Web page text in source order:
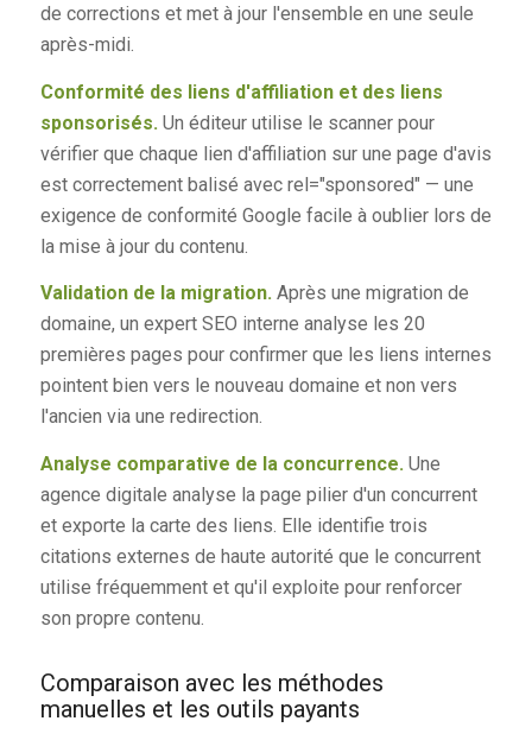
de corrections et met à jour l'ensemble en une seule
après-midi.
Conformité des liens d'affiliation et des liens
sponsorisés.Un éditeur utilise le scanner pour
vérifier que chaque lien d'affiliation sur une page d'avis
est correctement balisé avec rel="sponsored" — une
exigence de conformité Google facile à oublier lors de
la mise à jour du contenu.
Validation de la migration.Après une migration de
domaine, un expert SEO interne analyse les 20
premières pages pour confirmer que les liens internes
pointent bien vers le nouveau domaine et non vers
l'ancien via une redirection.
Analyse comparative de la concurrence.Une
agence digitale analyse la page pilier d'un concurrent
et exporte la carte des liens. Elle identifie trois
citations externes de haute autorité que le concurrent
utilise fréquemment et qu'il exploite pour renforcer
son propre contenu.
Comparaison avec les méthodes
manuelles et les outils payants